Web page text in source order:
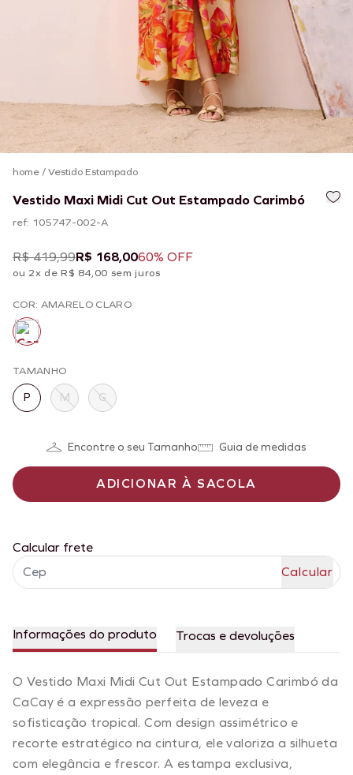
home/Vestido Estampado
Vestido Maxi Midi Cut Out Estampado Carimbó
ref: 105747-002-A
R$ 419,99R$ 168,0060% OFF
ou 2x de R$ 84,00 sem juros
COR: AMARELO CLARO
TAMANHO
P M G
Encontre o seu Tamanho Guia de medidas
ADICIONAR À SACOLA
Calcular frete
Informações do produto Trocas e devoluções
O Vestido Maxi Midi Cut Out Estampado Carimbó da
CaCay é a expressão perfeita de leveza e
sofisticação tropical. Com design assimétrico e
recorte estratégico na cintura, ele valoriza a silhueta
com elegância e frescor. A estampa exclusiva,